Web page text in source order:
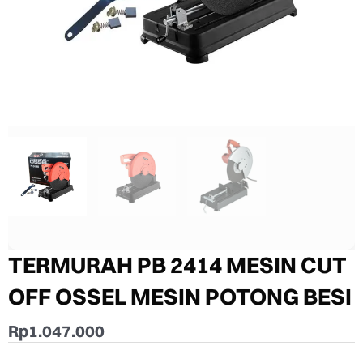
TERMURAH PB 2414 MESIN CUT
OFF OSSEL MESIN POTONG BESI
Rp1.047.000